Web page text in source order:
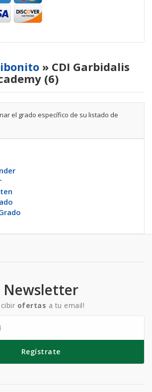
» CDI Garbidalis
(6)
el grado específico de su listado de
Newsletter
ofertas a tu email!
Regístrate